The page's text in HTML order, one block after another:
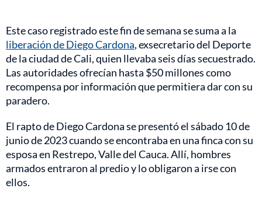
Este caso registrado este fin de semana se suma a la
liberación de Diego Cardona, exsecretario del Deporte
de la ciudad de Cali, quien llevaba seis días secuestrado.
Las autoridades ofrecían hasta $50 millones como
recompensa por información que permitiera dar con su
paradero.
El rapto de Diego Cardona se presentó el sábado 10 de
junio de 2023 cuando se encontraba en una finca con su
esposa en Restrepo, Valle del Cauca. Allí, hombres
armados entraron al predio y lo obligaron a irse con
ellos.